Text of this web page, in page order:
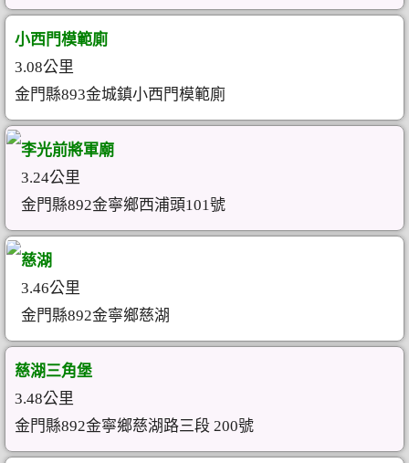
小西門模範廁
3.08公里
金門縣893金城鎮小西門模範廁
李光前將軍廟
3.24公里
金門縣892金寧鄉西浦頭101號
慈湖
3.46公里
金門縣892金寧鄉慈湖
慈湖三角堡
3.48公里
金門縣892金寧鄉慈湖路三段 200號